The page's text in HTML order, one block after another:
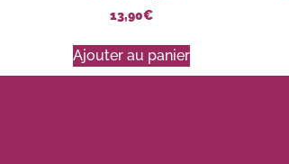
13,90€
Ajouter au panier